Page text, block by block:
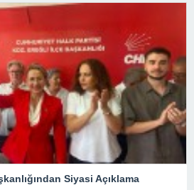
Siyasi Açıklama